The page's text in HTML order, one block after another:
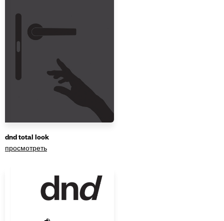
dnd total look
просмотреть